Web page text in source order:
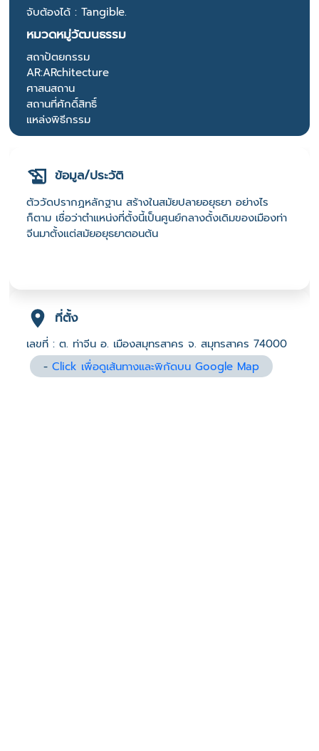
จับต้องได้ : Tangible.
หมวดหมู่วัฒนธรรม
สถาปัตยกรรม
AR:ARchitecture
ศาสนสถาน
สถานที่ศักดิ์สิทธิ์
แหล่งพิธีกรรม
ข้อมูล/ประวัติ
ตัววัดปรากฏหลักฐาน สร้างในสมัยปลายอยุธยา อย่างไร
ก็ตาม เชื่อว่าตำแหน่งที่ตั้งนี้เป็นศูนย์กลางดั้งเดิมของเมืองท่า
จีนมาตั้งแต่สมัยอยุธยาตอนต้น
ที่ตั้ง
เลขที่ : ต. ท่าจีน อ. เมืองสมุทรสาคร จ. สมุทรสาคร 74000
-Click เพื่อดูเส้นทางและพิกัดบน Google Map